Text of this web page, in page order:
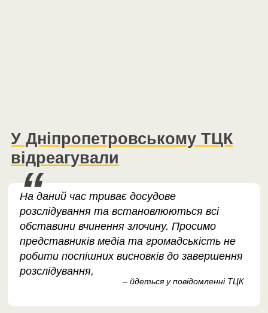
У Дніпропетровському ТЦК
відреагували
На даний час триває досудове
розслідування та встановлюються всі
обставини вчинення злочину. Просимо
представників медіа та громадськість не
робити поспішних висновків до завершення
розслідування,
– йдеться у повідомленні ТЦК